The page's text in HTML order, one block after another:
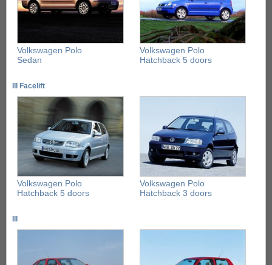
Volkswagen Polo
Sedan
Volkswagen Polo
Hatchback 5 doors
III Facelift
Volkswagen Polo
Hatchback 5 doors
Volkswagen Polo
Hatchback 3 doors
III